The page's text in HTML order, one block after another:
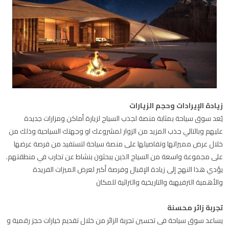
زيادة الإيرادات وحجم الزيارات
يُعد سوق سياحة بمثابة منصة لجذب السياح لزيارة أماكن ومزارات جديدة
عليهم وبالتالي جذب المزيد من الزوار لمشروعك او وجهتك السياحية وذلك من
خلال عرض مميزاتها وتفاصيلها على منصة سياحة لتستفيد من فرصة عرضها
على مجموعة واسعة من السياح الذين يبحثون بنشاط عن تجارب في منطقتهم.
يؤدي هذا النهج إلى زيادة الإقبال وفرصة أكبر لعرض الميزات الفريدة
والأهمية الترفيهية والتاريخية والتراثية للمكان
تجربة زائر محسنة
يساعد سوق سياحة في تحسين تجربة الزائر من خلال تقديم خيارات حجز رقمية و